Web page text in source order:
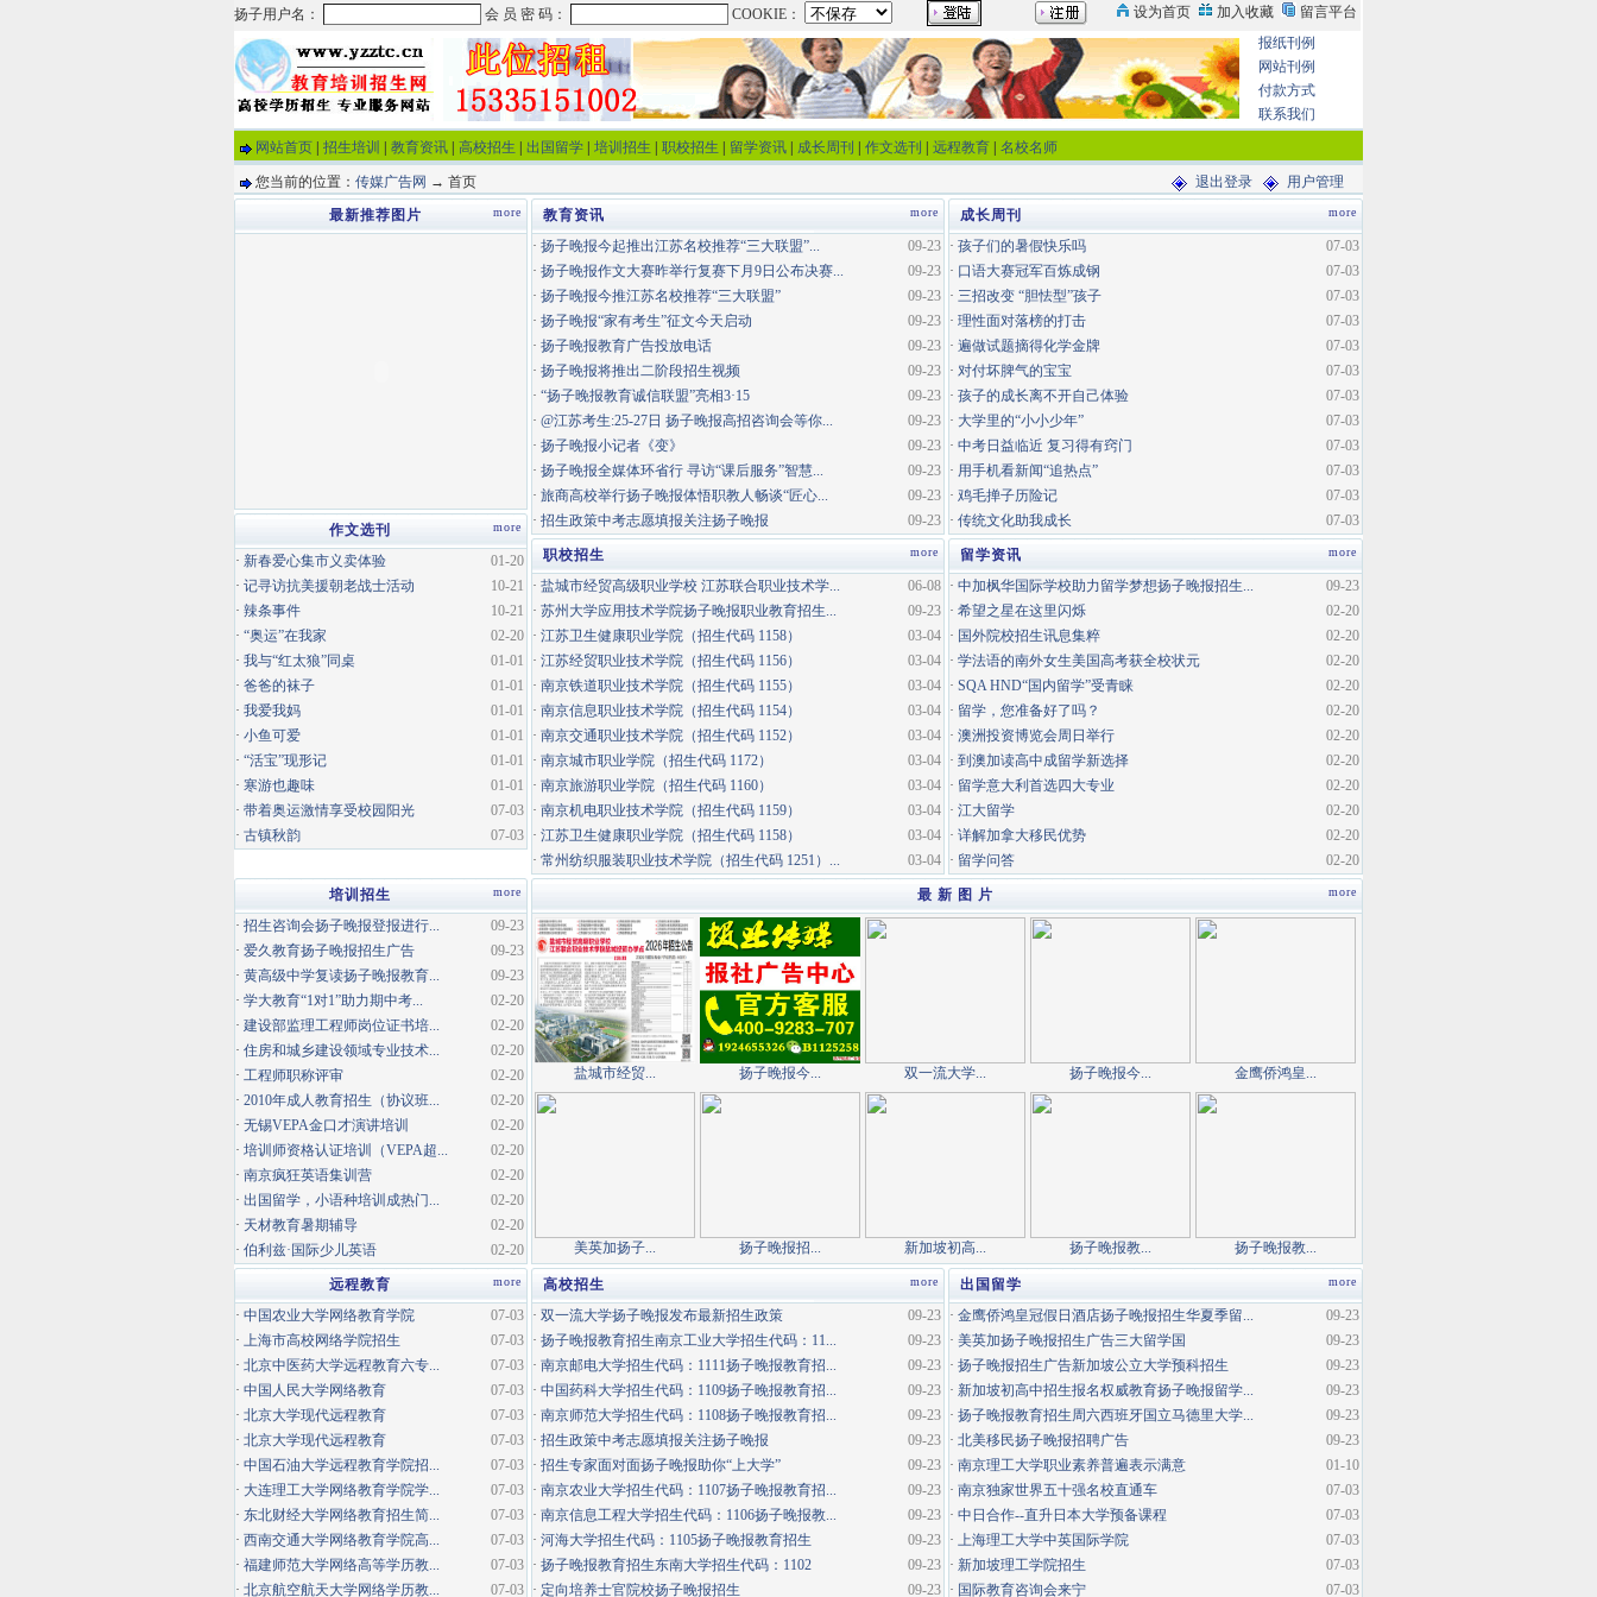
报纸刊例
网站刊例
付款方式
联系我们
网站首页
招生培训 教育资讯 高校招生 出国留学 培训招生 职校招生 留学资讯 成长周刊 作文选刊 远程教育 名校名师
您当前的位置： 传媒广告网 → 首页 退出登录 用户管理
more
教育资讯 more
成长周刊
09-23
· 扬子晚报今起推出江苏名校推荐“三大联盟”...
09-23
· 扬子晚报作文大赛昨举行复赛下月9日公布决赛...
09-23
· 扬子晚报今推江苏名校推荐“三大联盟”
09-23
· 扬子晚报“家有考生”征文今天启动
09-23
· 扬子晚报教育广告投放电话
09-23
· 扬子晚报将推出二阶段招生视频
09-23
· “扬子晚报教育诚信联盟”亮相3·15
09-23
· @江苏考生:25-27日 扬子晚报高招咨询会等你...
09-23
· 扬子晚报小记者《变》
09-23
· 扬子晚报全媒体环省行 寻访“课后服务”智慧...
09-23
· 旅商高校举行扬子晚报体悟职教人畅谈“匠心...
09-23
· 招生政策中考志愿填报关注扬子晚报
07-03
· 孩子们的暑假快乐吗
07-03
· 口语大赛冠军百炼成钢
07-03
· 三招改变 “胆怯型”孩子
07-03
· 理性面对落榜的打击
07-03
· 遍做试题摘得化学金牌
07-03
· 对付坏脾气的宝宝
07-03
· 孩子的成长离不开自己体验
07-03
· 大学里的“小小少年”
07-03
· 中考日益临近 复习得有窍门
07-03
· 用手机看新闻“追热点”
07-03
· 鸡毛掸子历险记
07-03
· 传统文化助我成长
more
职校招生 more
留学资讯
06-08
· 盐城市经贸高级职业学校 江苏联合职业技术学...
09-23
· 苏州大学应用技术学院扬子晚报职业教育招生...
03-04
· 江苏卫生健康职业学院（招生代码 1158）
03-04
· 江苏经贸职业技术学院（招生代码 1156）
03-04
· 南京铁道职业技术学院（招生代码 1155）
03-04
· 南京信息职业技术学院（招生代码 1154）
03-04
· 南京交通职业技术学院（招生代码 1152）
03-04
· 南京城市职业学院（招生代码 1172）
03-04
· 南京旅游职业学院（招生代码 1160）
03-04
· 南京机电职业技术学院（招生代码 1159）
03-04
· 江苏卫生健康职业学院（招生代码 1158）
03-04
· 常州纺织服装职业技术学院（招生代码 1251）...
09-23
· 中加枫华国际学校助力留学梦想扬子晚报招生...
02-20
· 希望之星在这里闪烁
02-20
· 国外院校招生讯息集粹
02-20
· 学法语的南外女生美国高考获全校状元
02-20
· SQA HND“国内留学”受青睐
02-20
· 留学，您准备好了吗？
02-20
· 澳洲投资博览会周日举行
02-20
· 到澳加读高中成留学新选择
02-20
· 留学意大利首选四大专业
02-20
· 江大留学
02-20
· 详解加拿大移民优势
02-20
· 留学问答
more
最新推荐图片
more
作文选刊
01-20
· 新春爱心集市义卖体验
10-21
· 记寻访抗美援朝老战士活动
10-21
· 辣条事件
02-20
· “奥运”在我家
01-01
· 我与“红太狼”同桌
01-01
· 爸爸的袜子
01-01
· 我爱我妈
01-01
· 小鱼可爱
01-01
· “活宝”现形记
01-01
· 寒游也趣味
07-03
· 带着奥运激情享受校园阳光
07-03
· 古镇秋韵
more
最 新 图 片
盐城市经贸... 扬子晚报今... 双一流大学... 扬子晚报今... 金鹰侨鸿皇...
美英加扬子... 扬子晚报招... 新加坡初高... 扬子晚报教... 扬子晚报教...
more
高校招生 more
出国留学
09-23
· 双一流大学扬子晚报发布最新招生政策
09-23
· 扬子晚报教育招生南京工业大学招生代码：11...
09-23
· 南京邮电大学招生代码：1111扬子晚报教育招...
09-23
· 中国药科大学招生代码：1109扬子晚报教育招...
09-23
· 南京师范大学招生代码：1108扬子晚报教育招...
09-23
· 招生政策中考志愿填报关注扬子晚报
09-23
· 招生专家面对面扬子晚报助你“上大学”
09-23
· 南京农业大学招生代码：1107扬子晚报教育招...
09-23
· 南京信息工程大学招生代码：1106扬子晚报教...
09-23
· 河海大学招生代码：1105扬子晚报教育招生
09-23
· 扬子晚报教育招生东南大学招生代码：1102
09-23
· 定向培养士官院校扬子晚报招生
09-23
· 金鹰侨鸿皇冠假日酒店扬子晚报招生华夏季留...
09-23
· 美英加扬子晚报招生广告三大留学国
09-23
· 扬子晚报招生广告新加坡公立大学预科招生
09-23
· 新加坡初高中招生报名权威教育扬子晚报留学...
09-23
· 扬子晚报教育招生周六西班牙国立马德里大学...
09-23
· 北美移民扬子晚报招聘广告
01-10
· 南京理工大学职业素养普遍表示满意
07-03
· 南京独家世界五十强名校直通车
07-03
· 中日合作--直升日本大学预备课程
07-03
· 上海理工大学中英国际学院
07-03
· 新加坡理工学院招生
07-03
· 国际教育咨询会来宁
more
培训招生
09-23
· 招生咨询会扬子晚报登报进行...
09-23
· 爱久教育扬子晚报招生广告
09-23
· 黄高级中学复读扬子晚报教育...
02-20
· 学大教育“1对1”助力期中考...
02-20
· 建设部监理工程师岗位证书培...
02-20
· 住房和城乡建设领域专业技术...
02-20
· 工程师职称评审
02-20
· 2010年成人教育招生（协议班...
02-20
· 无锡VEPA金口才演讲培训
02-20
· 培训师资格认证培训（VEPA超...
02-20
· 南京疯狂英语集训营
02-20
· 出国留学，小语种培训成热门...
02-20
· 天材教育暑期辅导
02-20
· 伯利兹·国际少儿英语
more
远程教育
07-03
· 中国农业大学网络教育学院
07-03
· 上海市高校网络学院招生
07-03
· 北京中医药大学远程教育六专...
07-03
· 中国人民大学网络教育
07-03
· 北京大学现代远程教育
07-03
· 北京大学现代远程教育
07-03
· 中国石油大学远程教育学院招...
07-03
· 大连理工大学网络教育学院学...
07-03
· 东北财经大学网络教育招生简...
07-03
· 西南交通大学网络教育学院高...
07-03
· 福建师范大学网络高等学历教...
07-03
· 北京航空航天大学网络学历教...